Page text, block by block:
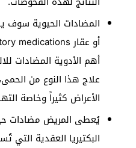
المضادات الحيوية سوف
أهم الأدوية المضادات
علاج هذا النوع من
الأعراض كثيراً وخاصة
يُعطى المريض مضادات
البكتيريا العقدية